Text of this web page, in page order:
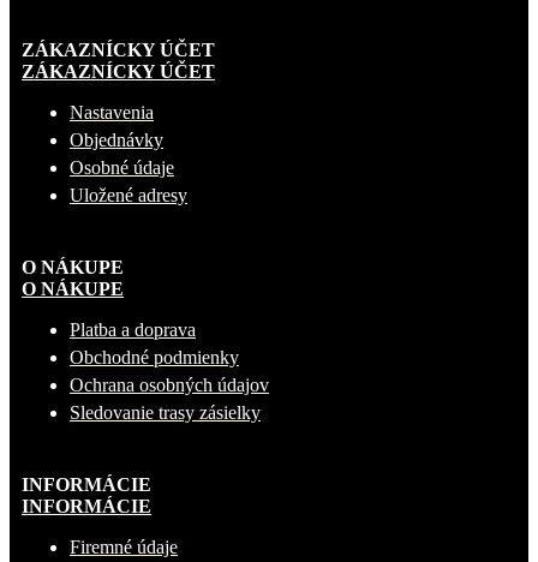
ZÁKAZNÍCKY ÚČET
ZÁKAZNÍCKY ÚČET
Nastavenia
Objednávky
Osobné údaje
Uložené adresy
O NÁKUPE
O NÁKUPE
Platba a doprava
Obchodné podmienky
Ochrana osobných údajov
Sledovanie trasy zásielky
INFORMÁCIE
INFORMÁCIE
Firemné údaje